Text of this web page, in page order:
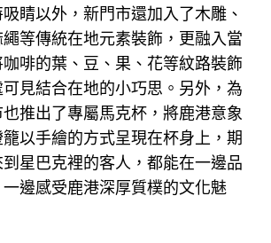
睛以外，新門市還加入了木雕、
等傳統在地元素裝飾，更融入當
啡的葉、豆、果、花等紋路裝飾
見結合在地的小巧思。另外，為
也推出了專屬馬克杯，將鹿港意象
以手繪的方式呈現在杯身上，期
星巴克裡的客人，都能在一邊品
邊感受鹿港深厚質樸的文化魅